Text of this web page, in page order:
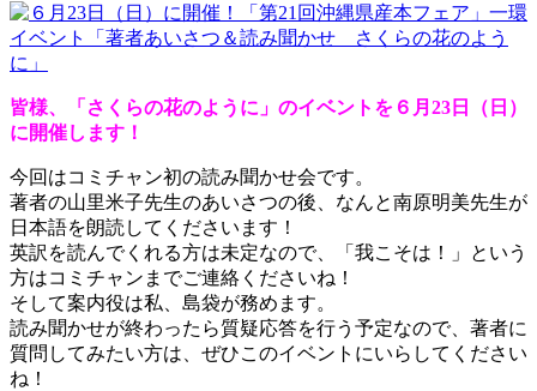
の
絵
や
ま
し
た！
に
皆様、「さくらの花のように」のイベントを６月23日（日）
に開催します！
今回はコミチャン初の読み聞かせ会です。
著者の山里米子先生のあいさつの後、なんと南原明美先生が
日本語を朗読してくださいます！
英訳を読んでくれる方は未定なので、「我こそは！」という
方はコミチャンまでご連絡くださいね！
そして案内役は私、島袋が務めます。
読み聞かせが終わったら質疑応答を行う予定なので、著者に
質問してみたい方は、ぜひこのイベントにいらしてください
ね！